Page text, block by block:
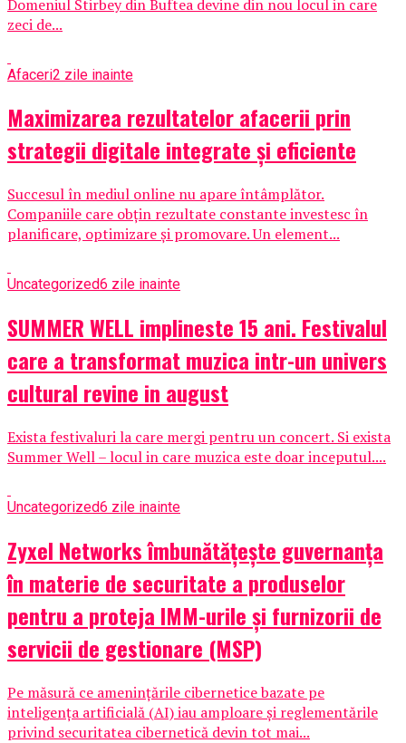
Domeniul Stirbey din Buftea devine din nou locul in care
zeci de...
Afaceri2 zile inainte
Maximizarea rezultatelor afacerii prin
strategii digitale integrate și eficiente
Succesul în mediul online nu apare întâmplător.
Companiile care obțin rezultate constante investesc în
planificare, optimizare și promovare. Un element...
Uncategorized6 zile inainte
SUMMER WELL implineste 15 ani. Festivalul
care a transformat muzica intr-un univers
cultural revine in august
Exista festivaluri la care mergi pentru un concert. Si exista
Summer Well – locul in care muzica este doar inceputul....
Uncategorized6 zile inainte
Zyxel Networks îmbunătățește guvernanța
în materie de securitate a produselor
pentru a proteja IMM-urile și furnizorii de
servicii de gestionare (MSP)
Pe măsură ce amenințările cibernetice bazate pe
inteligența artificială (AI) iau amploare și reglementările
privind securitatea cibernetică devin tot mai...